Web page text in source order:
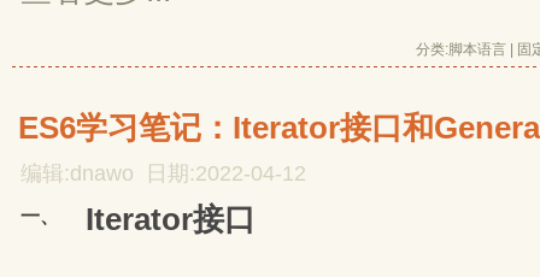
分类:脚本语言 固
ES6学习笔记：Iterator接口和
编辑:dnawo 日期:2022-04-12
一、 Iterator接口